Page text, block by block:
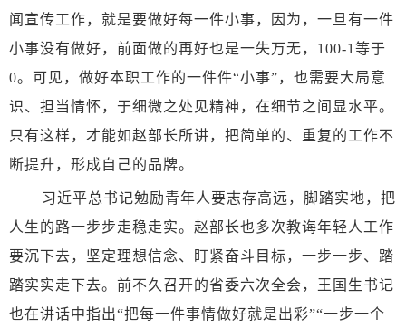
闻宣传工作，就是要做好每一件小事，因为，一旦有一件
小事没有做好，前面做的再好也是一失万无，100-1等于
0。可见，做好本职工作的一件件“小事”，也需要大局意
识、担当情怀，于细微之处见精神，在细节之间显水平。
只有这样，才能如赵部长所讲，把简单的、重复的工作不
断提升，形成自己的品牌。
习近平总书记勉励青年人要志存高远，脚踏实地，把
人生的路一步步走稳走实。赵部长也多次教诲年轻人工作
要沉下去，坚定理想信念、盯紧奋斗目标，一步一步、踏
踏实实走下去。前不久召开的省委六次全会，王国生书记
也在讲话中指出“把每一件事情做好就是出彩”“一步一个